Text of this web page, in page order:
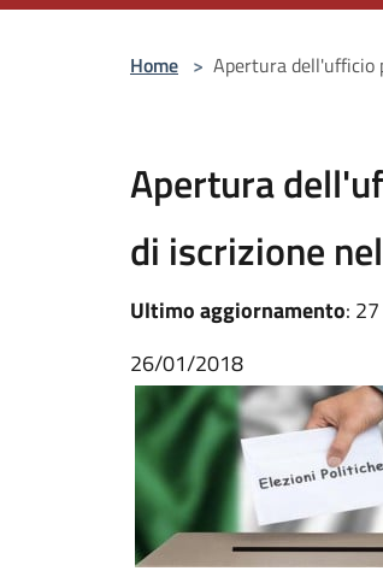
Home > Apertura dell'ufficio
Apertura
di iscrizione
Ultimo aggiornamento:
26/01/2018